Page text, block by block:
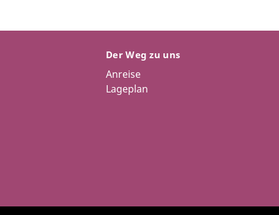
Der Weg zu uns
Anreise
Lageplan